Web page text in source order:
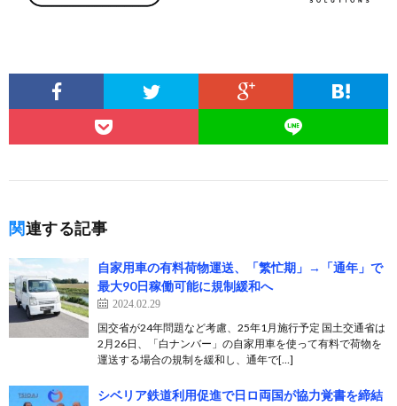
関連する記事
自家用車の有料荷物運送、「繁忙期」→「通年」で
最大90日稼働可能に規制緩和へ
2024.02.29
国交省が24年問題など考慮、25年1月施行予定 国土交通省は
2月26日、「白ナンバー」の自家用車を使って有料で荷物を
運送する場合の規制を緩和し、通年で[…]
シベリア鉄道利用促進で日ロ両国が協力覚書を締結